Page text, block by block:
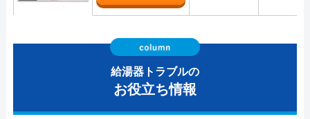
給湯器トラブルの
お役立ち情報